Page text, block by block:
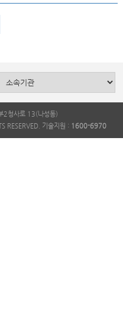
2청사로 13(나성동)
RESERVED. 기술지원 : 1600-6970